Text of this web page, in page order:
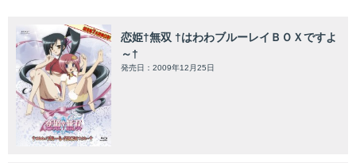
恋姫†無双 †はわわブルーレイＢＯＸですよ
～†
発売日：2009年12月25日